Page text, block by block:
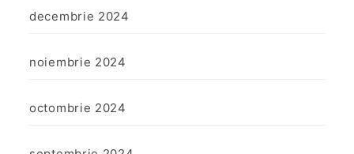
decembrie 2024
noiembrie 2024
octombrie 2024